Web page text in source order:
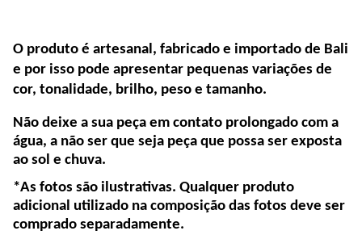
O produto é artesanal, fabricado e importado de Bali
e por isso pode apresentar pequenas variações de
cor, tonalidade, brilho, peso e tamanho.
Não deixe a sua peça em contato prolongado com a
água, a não ser que seja peça que possa ser exposta
ao sol e chuva.
*As fotos são ilustrativas. Qualquer produto
adicional utilizado na composição das fotos deve ser
comprado separadamente.